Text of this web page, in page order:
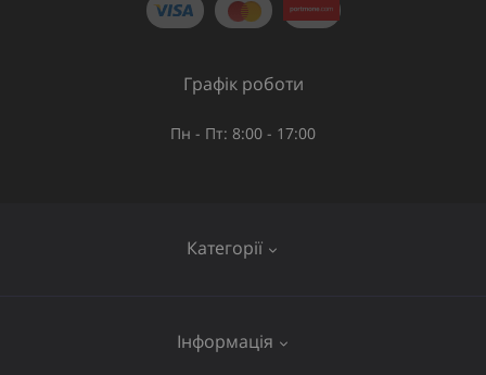
Категорії
Інформація
Графік роботи
Пн - Пт: 8:00 - 17:00